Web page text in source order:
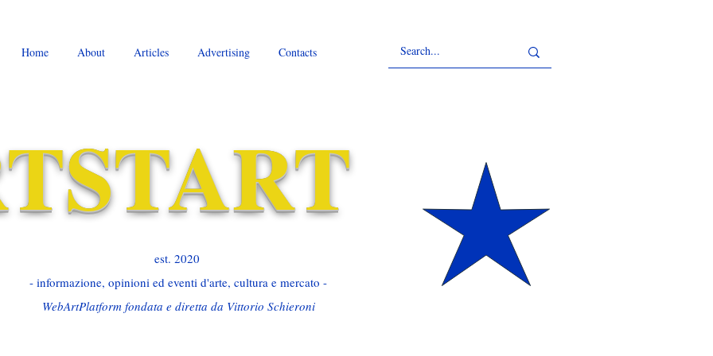
Home About Articles Advertising Contacts
est. 2020 ​
- informazione, opinioni ed eventi d'arte, cultura e mercato -
WebArtPlatform fondata e diretta da Vittorio Schieroni